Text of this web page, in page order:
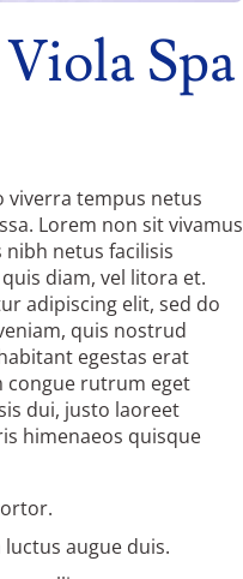
Spa
viverra tempus netus
Lorem non sit vivamus
netus facilisis
diam, vel litora et.
adipiscing elit, sed do
quis nostrud
egestas erat
congue rutrum eget
dui, justo laoreet
himenaeos quisque
augue duis.